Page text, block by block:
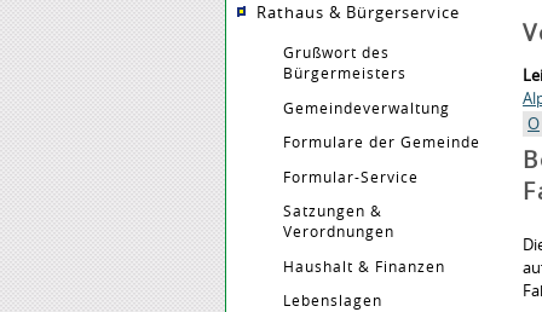
Rathaus & Bürgerservice
Grußwort des
Bürgermeisters
Gemeindeverwaltung
Formulare der Gemeinde
Formular-Service
Satzungen &
Verordnungen
Haushalt & Finanzen
Lebenslagen
O